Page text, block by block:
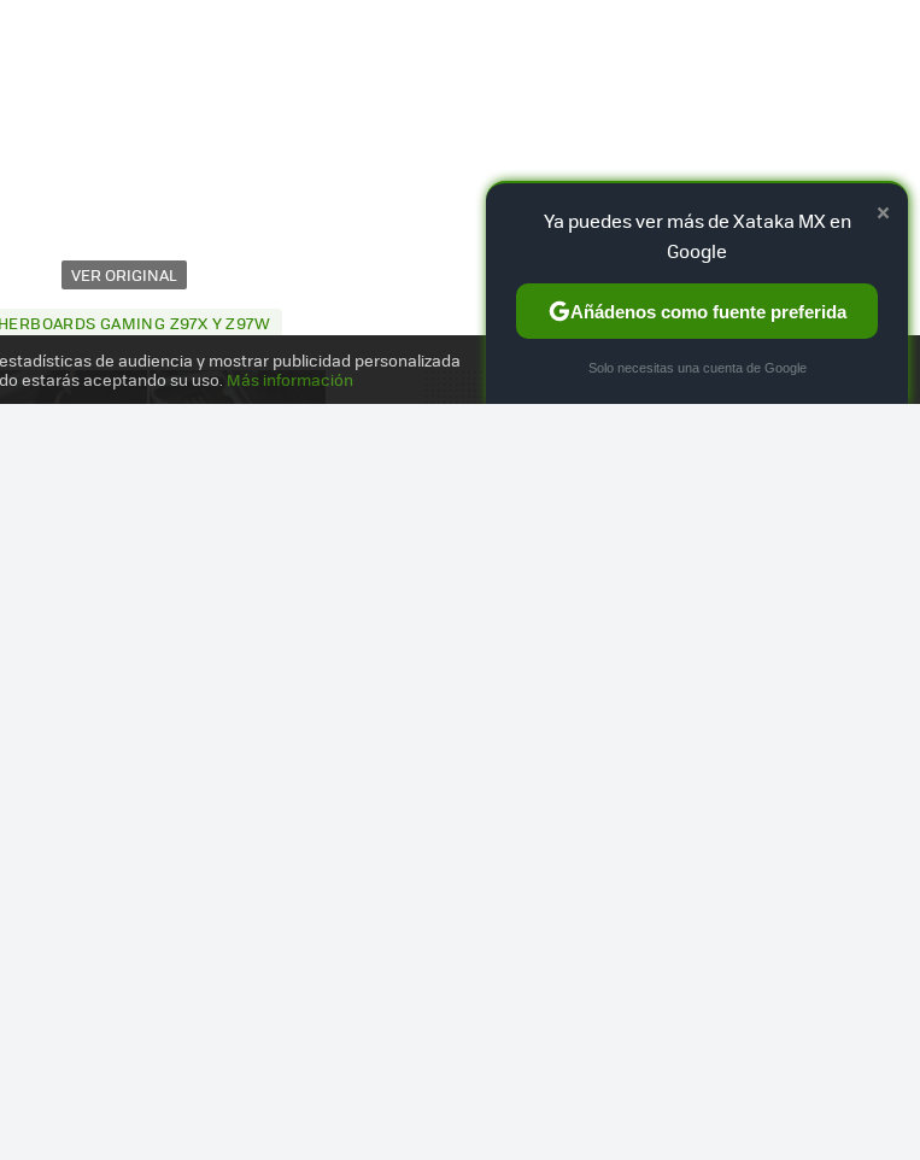
VER ORIGINAL
TWEET
GAMING Z97X Y Z97W
de audiencia y mostrar publicidad personalizada
estarás aceptando su uso. Más información
×
Ya puedes ver más de Xataka MX en
Google
Añádenos como fuente preferida
Solo necesitas una cuenta de Google